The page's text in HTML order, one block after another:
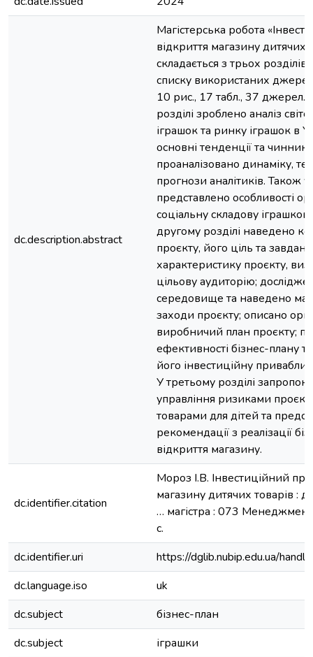
dc.description.abstract
Магістерська робота
відкриття магазину дитячих
складається з трьох
списку використаних джерел
10 рис., 17 табл., 37 джерел.
розділі зроблено аналіз
іграшок та ринку іграшок в
основні тенденції та
проаналізовано динаміку,
прогнози аналітиків. Також у
представлено особливості
соціальну складову
другому розділі наведено
проєкту, його ціль та
характеристику проєкту,
цільову аудиторію;
середовище та наведено
заходи проєкту; описано
виробничий план проєкту;
ефективності бізнес-плану
його інвестиційну
У третьому розділі
управління ризиками
товарами для дітей та
рекомендації з реалізації
відкриття магазину.
dc.identifier.citation
Мороз І.В. Інвестиційний
магазину дитячих товарів :
… магістра : 073
с.
dc.identifier.uri
https://dglib.nubip.edu.ua/
dc.language.iso
uk
dc.subject
бізнес-план
dc.subject
іграшки